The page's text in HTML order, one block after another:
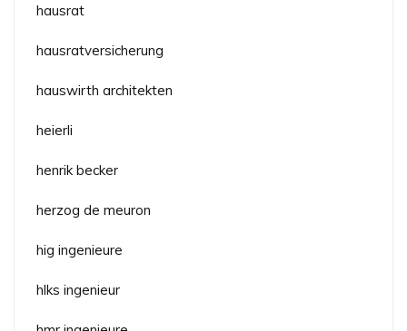
hausrat
hausratversicherung
hauswirth architekten
heierli
henrik becker
herzog de meuron
hig ingenieure
hlks ingenieur